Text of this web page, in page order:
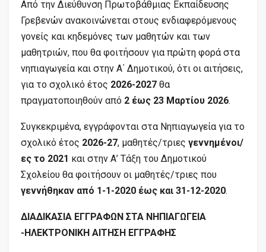
Από την Διεύθυνση Πρωτοβάθμιας Εκπαίδευσης
Γρεβενών ανακοινώνεται στους ενδιαφερόμενους
γονείς και κηδεμόνες των μαθητών και των
μαθητριών, που θα φοιτήσουν για πρώτη φορά στα
νηπιαγωγεία και στην Α΄ Δημοτικού, ότι οι αιτήσεις,
για το σχολικό έτος 2026-2027 θα
πραγματοποιηθούν από 2 έως 23 Μαρτίου 2026.
Συγκεκριμένα, εγγράφονται στα Νηπιαγωγεία για το
σχολικό έτος 2026-27, μαθητές/τριες γεννημένοι/
ες το 2021 και στην Α’ Τάξη του Δημοτικού
Σχολείου θα φοιτήσουν οι μαθητές/τριες που
γεννήθηκαν από 1-1-2020 έως και 31-12-2020.
ΔΙΑΔΙΚΑΣΙΑ ΕΓΓΡΑΦΩΝ ΣΤΑ ΝΗΠΙΑΓΩΓΕΙΑ
-ΗΛΕΚΤΡΟΝΙΚΗ ΑΙΤΗΣΗ ΕΓΓΡΑΦΗΣ